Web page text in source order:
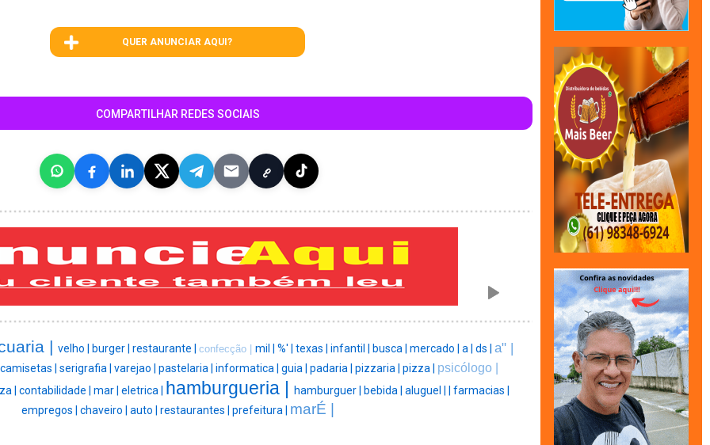
QUER ANUNCIAR AQUI?
COMPARTILHAR REDES SOCIAIS
| velho | burger | restaurante | confecção | mil | %' | texas | infantil | busca | mercado | a | ds | a" |
camisetas | serigrafia | varejao | pastelaria | informatica | guia | padaria | pizzaria | pizza | psicólogo |
| contabilidade | mar | eletrica | hamburgueria | hamburguer | bebida | aluguel |
farmacias |
empregos | chaveiro | auto | restaurantes | prefeitura | marÉ |